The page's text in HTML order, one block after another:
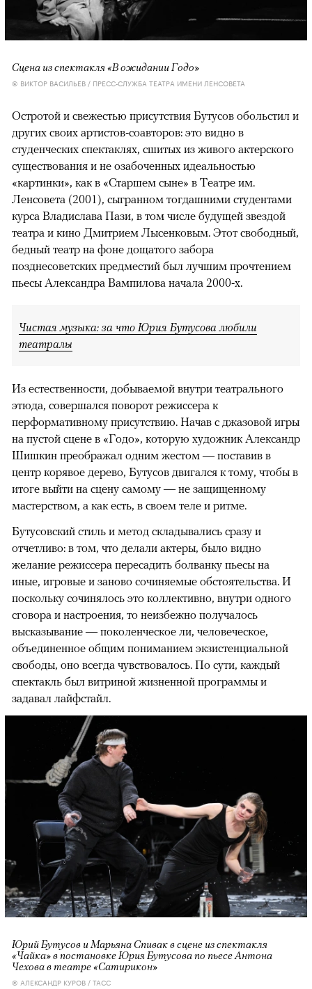
Сцена из спектакля «В ожидании Годо»
© ВИКТОР ВАСИЛЬЕВ / ПРЕСС-СЛУЖБА ТЕАТРА ИМЕНИ ЛЕНСОВЕТА
Остротой и свежестью присутствия Бутусов обольстил и
других своих артистов-соавторов: это видно в
студенческих спектаклях, сшитых из живого актерского
существования и не озабоченных идеальностью
«картинки», как в «Старшем сыне» в Театре им.
Ленсовета (2001), сыгранном тогдашними студентами
курса Владислава Пази, в том числе будущей звездой
театра и кино Дмитрием Лысенковым. Этот свободный,
бедный театр на фоне дощатого забора
позднесоветских предместий был лучшим прочтением
пьесы Александра Вампилова начала 2000-х.
Чистая музыка: за что Юрия Бутусова любили
театралы
Из естественности, добываемой внутри театрального
этюда, совершался поворот режиссера к
перформативному присутствию. Начав с джазовой игры
на пустой сцене в «Годо», которую художник Александр
Шишкин преображал одним жестом — поставив в
центр корявое дерево, Бутусов двигался к тому, чтобы в
итоге выйти на сцену самому — не защищенному
мастерством, а как есть, в своем теле и ритме.
Бутусовский стиль и метод складывались сразу и
отчетливо: в том, что делали актеры, было видно
желание режиссера пересадить болванку пьесы на
иные, игровые и заново сочиняемые обстоятельства. И
поскольку сочинялось это коллективно, внутри одного
сговора и настроения, то неизбежно получалось
высказывание — поколенческое ли, человеческое,
объединенное общим пониманием экзистенциальной
свободы, оно всегда чувствовалось. По сути, каждый
спектакль был витриной жизненной программы и
задавал лайфстайл.
Юрий Бутусов и Марьяна Спивак в сцене из спектакля
«Чайка» в постановке Юрия Бутусова по пьесе Антона
Чехова в театре «Сатирикон»
© АЛЕКСАНДР КУРОВ / ТАСС